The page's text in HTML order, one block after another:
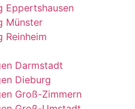
Eppertshausen
Münster
Reinheim
Darmstadt
Dieburg
Groß-Zimmern